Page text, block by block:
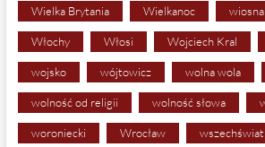
Wielka Brytania Wielkanoc wiosna
Włochy Włosi Wojciech Kral
wojsko wójtowicz wolna wola
wolność od religii wolność słowa
woroniecki Wrocław wszechświat